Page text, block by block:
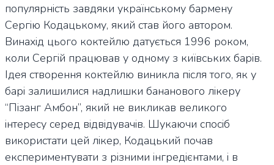
популярність завдяки українському бармену
Сергію Кодацькому, який став його автором.
Винахід цього коктейлю датується 1996 роком,
коли Сергій працював у одному з київських барів.
Ідея створення коктейлю виникла після того, як у
барі залишилися надлишки бананового лікеру
“Пізанг Амбон”, який не викликав великого
інтересу серед відвідувачів. Шукаючи спосіб
використати цей лікер, Кодацький почав
експериментувати з різними інгредієнтами, і в